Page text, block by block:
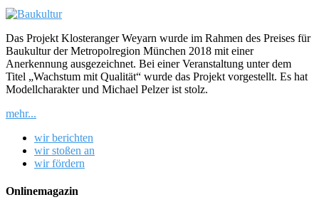
Das Projekt Klosteranger Weyarn wurde im Rahmen des Preises für
Baukultur der Metropolregion München 2018 mit einer
Anerkennung ausgezeichnet. Bei einer Veranstaltung unter dem
Titel „Wachstum mit Qualität“ wurde das Projekt vorgestellt. Es hat
Modellcharakter und Michael Pelzer ist stolz.
mehr...
wir berichten
wir stoßen an
wir fördern
Onlinemagazin